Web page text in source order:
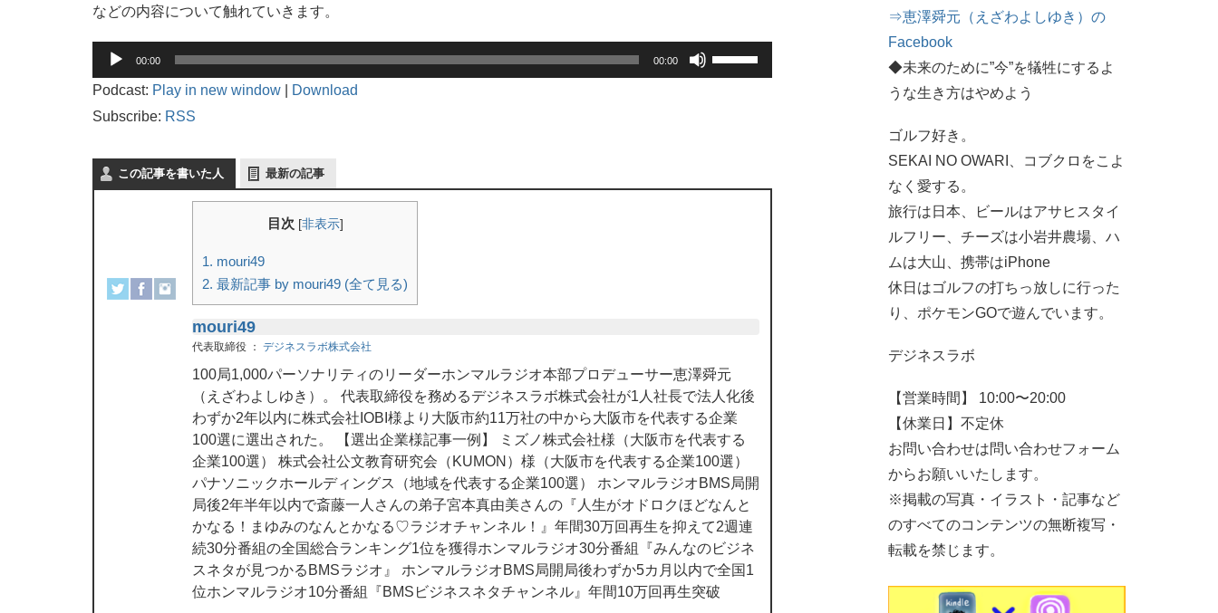
などの内容について触れていきます。
プ
レ
ー
00:00 00:00
に
使
っ
て
く
だ
さ
い。
Podcast: Play in new window
Download
Subscribe: RSS
この記事を書いた人 最新の記事
目次 [非表示]
1. mouri49
2. 最新記事 by mouri49 (全て見る)
mouri49
代表取締役 ： デジネスラボ株式会社
100局1,000パーソナリティのリーダーホンマルラジオ本部プロデューサー恵澤舜元
（えざわよしゆき）。 代表取締役を務めるデジネスラボ株式会社が1人社長で法人化後
わずか2年以内に株式会社IOBI様より大阪市約11万社の中から大阪市を代表する企業
100選に選出された。 【選出企業様記事一例】 ミズノ株式会社様（大阪市を代表する
企業100選） 株式会社公文教育研究会（KUMON）様（大阪市を代表する企業100選）
パナソニックホールディングス（地域を代表する企業100選） ホンマルラジオBMS局開
局後2年半年以内で斎藤一人さんの弟子宮本真由美さんの『人生がオドロクほどなんと
かなる！まゆみのなんとかなる♡ラジオチャンネル！』年間30万回再生を抑えて2週連
続30分番組の全国総合ランキング1位を獲得ホンマルラジオ30分番組『みんなのビジネ
スネタが見つかるBMSラジオ』 ホンマルラジオBMS局開局後わずか5カ月以内で全国1
位ホンマルラジオ10分番組『BMSビジネスネタチャンネル』年間10万回再生突破
⇒恵澤舜元（えざわよしゆき）の
Facebook
◆未来のために”今”を犠牲にするよ
うな生き方はやめよう
ゴルフ好き。
SEKAI NO OWARI、コブクロをこよ
なく愛する。
旅行は日本、ビールはアサヒスタイ
ルフリー、チーズは小岩井農場、ハ
ムは大山、携帯はiPhone
休日はゴルフの打ちっ放しに行った
り、ポケモンGOで遊んでいます。
デジネスラボ
【営業時間】 10:00〜20:00
【休業日】不定休
お問い合わせは問い合わせフォーム
からお願いいたします。
※掲載の写真・イラスト・記事など
のすべてのコンテンツの無断複写・
転載を禁じます。